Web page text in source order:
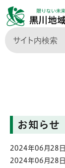
お知らせ
2024年06月28日
2024年06月28日